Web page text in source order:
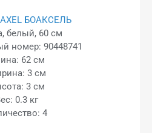
БОАКСЕЛЬ
белый, 60 см
номер: 90448741
62 см
3 см
3 см
0.3 кг
4